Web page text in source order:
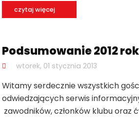
czytaj więcej
Podsumowanie 2012
wtorek, 01 stycznia 2013
Witamy serdecznie wszystkich
odwiedzających serwis
zawodników, członków klubu oraz